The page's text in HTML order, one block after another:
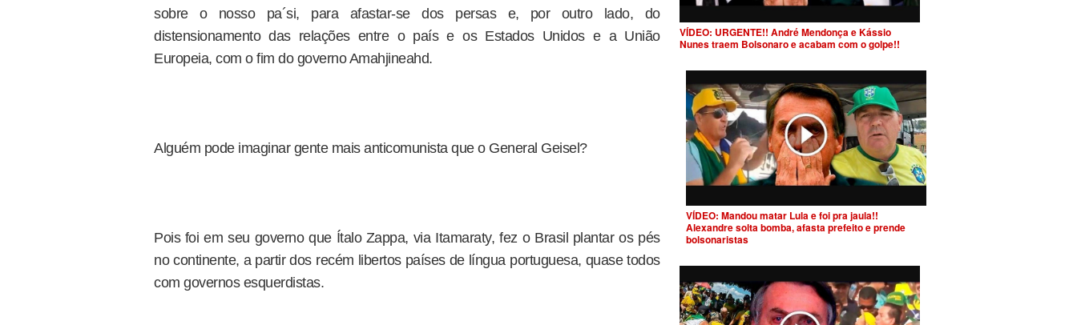
sobre o nosso pa´si, para afastar-se dos persas e, por outro lado, do
distensionamento das relações entre o país e os Estados Unidos e a União
Europeia, com o fim do governo Amahjineahd.
Alguém pode imaginar gente mais anticomunista que o General Geisel?
Pois foi em seu governo que Ítalo Zappa, via Itamaraty, fez o Brasil plantar os pés
no continente, a partir dos recém libertos países de língua portuguesa, quase todos
com governos esquerdistas.
VÍDEO: URGENTE!! André Mendonça e Kássio
Nunes traem Bolsonaro e acabam com o golpe!!
VÍDEO: Mandou matar Lula e foi pra jaula!!
Alexandre solta bomba, afasta prefeito e prende
bolsonaristas